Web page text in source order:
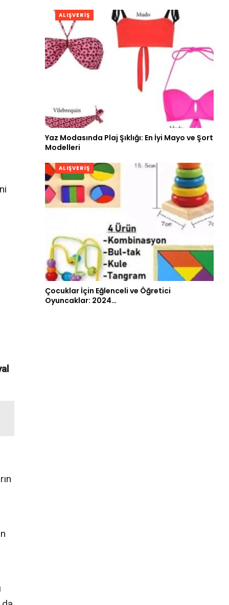
ALIŞVERIŞ
Yaz Modasında Plaj Şıklığı: En İyi Mayo ve Şort
Modelleri
ALIŞVERIŞ
Çocuklar İçin Eğlenceli ve Öğretici
Oyuncaklar: 2024…